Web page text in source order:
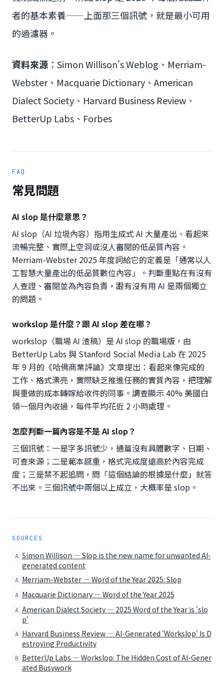
者的基本素養——上面那三個訊號，就是最小可用
的過濾器。
資料來源 ：Simon Willison's Weblog、Merriam-
Webster、Macquarie Dictionary、American
Dialect Society、Harvard Business Review、
BetterUp Labs、Forbes
FAQ
常見問題
AI slop 是什麼意思？
AI slop（AI 垃圾內容）指用生成式 AI 大量產出、看起來
流暢完整、實際上空洞或沒人審閱的低品質內容。
Merriam-Webster 2025 年度詞給它的定義是「通常以人
工智慧大量產出的低品質數位內容」。判斷重點在有沒有
人查證、審閱並為內容負責，跟有沒有用 AI 是兩個獨立
的問題。
workslop 是什麼？跟 AI slop 差在哪？
workslop（職場 AI 渣稿）是 AI slop 的職場版，由
BetterUp Labs 與 Stanford Social Media Lab 在 2025
年 9 月的《哈佛商業評論》文章提出：看起來像完成的
工作、格式漂亮，實際缺乏推進任務的實質內容，把理解
與重做的成本轉嫁給收件的同事。調查顯示 40% 美國白
領一個月內收過，每件平均花近 2 小時處理。
怎麼判斷一篇內容是不是 AI slop？
三個訊號：一是字多訊號少，通篇沒有具體數字、日期、
可查來源；二是範本感重，格式完成度遠高於內容完成
度；三是禁不起追問，問「這個結論的根據是什麼」就答
不出來。三個訊號中兩個以上成立，大概率是 slop。
SOURCES
A Simon Willison — Slop is the new name for unwanted AI-
generated content
A Merriam-Webster — Word of the Year 2025: Slop
A Macquarie Dictionary — Word of the Year 2025
A American Dialect Society — 2025 Word of the Year is 'slo
p'
A Harvard Business Review — AI-Generated 'Workslop' Is D
estroying Productivity
B BetterUp Labs — Workslop: The Hidden Cost of AI-Gener
ated Busywork